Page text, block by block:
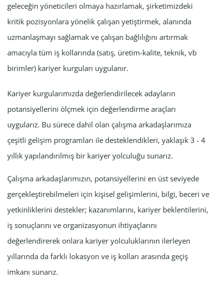
geleceğin yöneticileri olmaya hazırlamak, şirketimizdeki
kritik pozisyonlara yönelik çalışan yetiştirmek, alanında
uzmanlaşmayı sağlamak ve çalışan bağlılığını artırmak
amacıyla tüm iş kollarında (satış, üretim-kalite, teknik, vb
birimler) kariyer kurguları uygulanır.
Kariyer kurgularımızda değerlendirilecek adayların
potansiyellerini ölçmek için değerlendirme araçları
uygularız. Bu sürece dahil olan çalışma arkadaşlarımıza
çeşitli gelişim programları ile desteklendikleri, yaklaşık 3 - 4
yıllık yapılandırılmış bir kariyer yolculuğu sunarız.
Çalışma arkadaşlarımızın, potansiyellerini en üst seviyede
gerçekleştirebilmeleri için kişisel gelişimlerini, bilgi, beceri ve
yetkinliklerini destekler; kazanımlarını, kariyer beklentilerini,
iş sonuçlarını ve organizasyonun ihtiyaçlarını
değerlendirerek onlara kariyer yolculuklarının ilerleyen
yıllarında da farklı lokasyon ve iş kolları arasında geçiş
imkanı sunarız.